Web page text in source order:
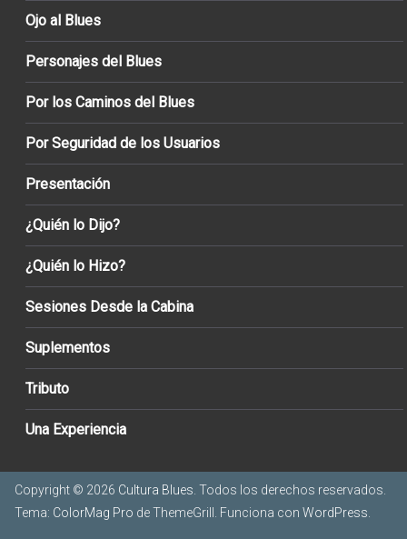
Ojo al Blues
Personajes del Blues
Por los Caminos del Blues
Por Seguridad de los Usuarios
Presentación
¿Quién lo Dijo?
¿Quién lo Hizo?
Sesiones Desde la Cabina
Suplementos
Tributo
Una Experiencia
Copyright © 2026 Cultura Blues . Todos los derechos reservados.
Tema: ColorMag Pro de ThemeGrill. Funciona con WordPress